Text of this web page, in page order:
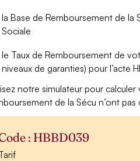
la Base de Remboursement de la
Sociale
le Taux de Remboursement de
niveaux de garanties) pour l’acte
notre simulateur pour
de la Sécu n’ont pas
: HBBD039